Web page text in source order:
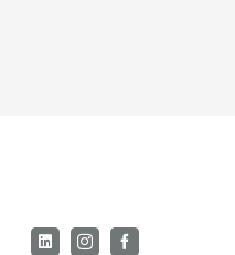
LinkedInInstagramFacebook